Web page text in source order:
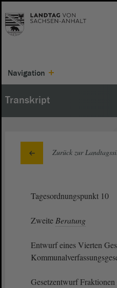
Navigation
Transkript
Zurück zur
Tagesordnungspunkt 10
Zweite Beratung
Entwurf eines Vierten
Gesetzentwurf